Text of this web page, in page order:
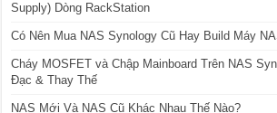
Supply) Dòng RackStation
Có Nên Mua NAS Synology Cũ Hay Build Máy
Cháy MOSFET và Chập Mainboard Trên NAS
Đạc & Thay Thế
NAS Mới Và NAS Cũ Khác Nhau Thế Nào?